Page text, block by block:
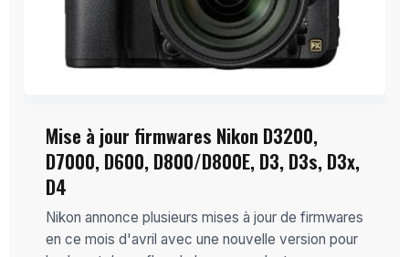
Mise à jour firmwares Nikon D3200,
D7000, D600, D800/D800E, D3, D3s, D3x,
D4
Nikon annonce plusieurs mises à jour de firmwares
en ce mois d'avril avec une nouvelle version pour